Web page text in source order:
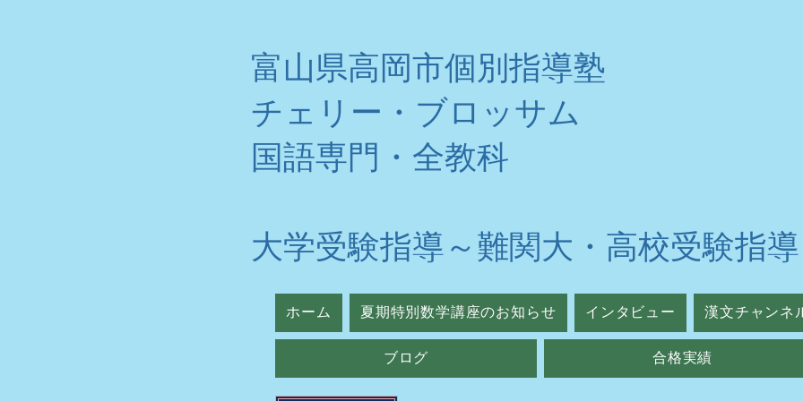
富山県高岡市個別指導塾
チェリー・ブロッサム
​国語専門・全教科
大学受験指導～難関大・高校受験指導
ホーム 夏期特別数学講座のお知らせ インタビュー 漢文チャンネ
ブログ 合格実績